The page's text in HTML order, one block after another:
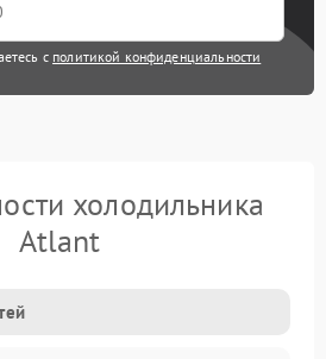
с политикой конфиденциальности
холодильника
Atlant